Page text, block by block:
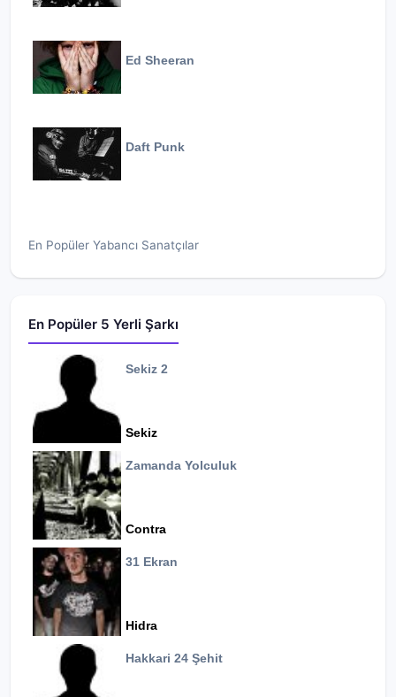
Ed Sheeran
Daft Punk
En Popüler Yabancı Sanatçılar
En Popüler 5 Yerli Şarkı
Sekiz 2
Sekiz
Zamanda Yolculuk
Contra
31 Ekran
Hidra
Hakkari 24 Şehit